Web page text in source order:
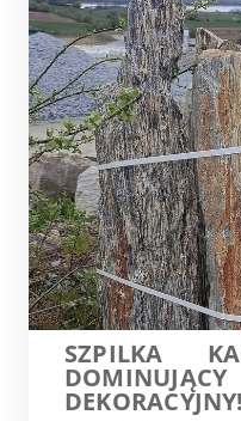
SZPILKA
DEKORACYJNY!